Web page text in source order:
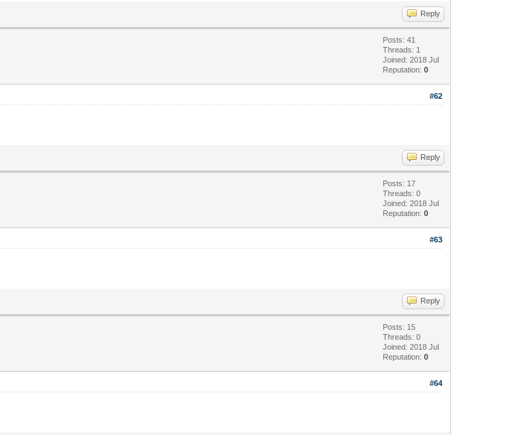
Reply
Posts: 41
Threads: 1
Joined: 2018 Jul
Reputation:0
#62
Reply
Posts: 17
Threads: 0
Joined: 2018 Jul
Reputation:0
#63
Reply
Posts: 15
Threads: 0
Joined: 2018 Jul
Reputation:0
#64